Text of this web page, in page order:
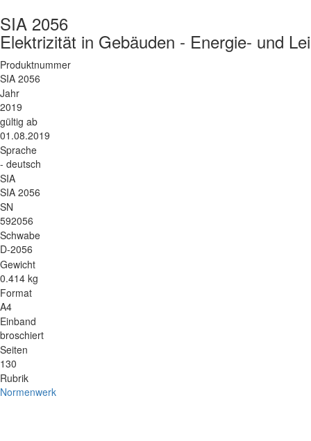
SIA 2056
Elektrizität in Gebäuden - Energie- und
Produktnummer
SIA 2056
Jahr
2019
gültig ab
01.08.2019
Sprache
- deutsch
SIA
SIA 2056
SN
592056
Schwabe
D-2056
Gewicht
0.414 kg
Format
A4
Einband
broschiert
Seiten
130
Rubrik
Normenwerk